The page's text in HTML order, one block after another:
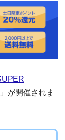
」が開催されま